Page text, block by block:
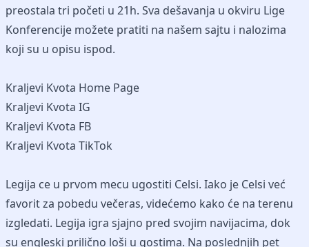
preostala tri početi u 21h. Sva dešavanja u okviru Lige
Konferencije možete pratiti na našem sajtu i nalozima
koji su u opisu ispod.
Kraljevi Kvota Home Page
Kraljevi Kvota IG
Kraljevi Kvota FB
Kraljevi Kvota TikTok
Legija ce u prvom mecu ugostiti Celsi. Iako je Celsi već
favorit za pobedu večeras, videćemo kako će na terenu
izgledati. Legija igra sjajno pred svojim navijacima, dok
su engleski prilično loši u gostima. Na poslednjih pet